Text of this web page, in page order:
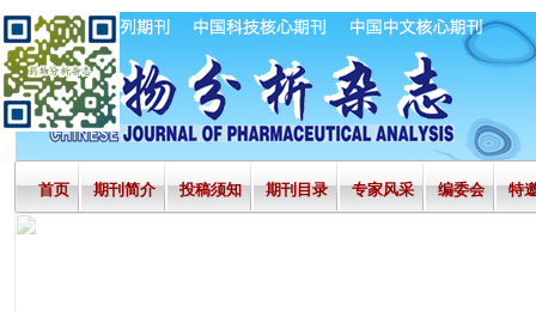
首页 期刊简介 投稿须知 期刊目录 专家风采 编委会 特